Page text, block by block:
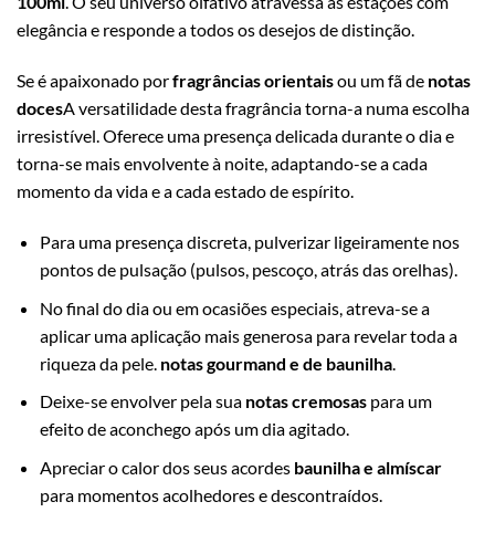
elegância e responde a todos os desejos de distinção.
Se é apaixonado porfragrâncias orientaisou um fã de notas
docesA versatilidade desta fragrância torna-a numa escolha
irresistível. Oferece uma presença delicada durante o dia e
torna-se mais envolvente à noite, adaptando-se a cada
momento da vida e a cada estado de espírito.
Para uma presença discreta, pulverizar ligeiramente nos
pontos de pulsação (pulsos, pescoço, atrás das orelhas).
No final do dia ou em ocasiões especiais, atreva-se a
aplicar uma aplicação mais generosa para revelar toda a
riqueza da pele. notas gourmand e de baunilha.
Deixe-se envolver pela sua notas cremosaspara um
efeito de aconchego após um dia agitado.
Apreciar o calor dos seus acordes baunilha e almíscar
para momentos acolhedores e descontraídos.